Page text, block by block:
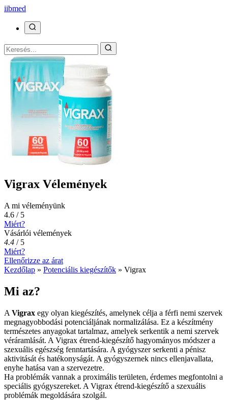
iibmed
Vigrax Vélemények
A mi véleményünk
4.6 / 5
Miért?
Vásárlói vélemények
4.4 / 5
Miért?
Ellenőrizze az árat
Kezdőlap » Potenciális kiegészítők » Vigrax
Mi az?
A Vigrax egy olyan kiegészítés, amelynek célja a férfi nemi szervek
megnagyobbodási potenciáljának normalizálása. Ez a készítmény
természetes anyagokat tartalmaz, amelyek serkentik a nemi szervek
véráramlását. A Vigrax étrend-kiegészítő hagyományos módszer a
szexuális egészség fenntartására. A gyógyszer serkenti a pénisz
aktivitását és hatékonyságát. A gyógyszernek nincs ellenjavallata,
enyhe hatása van a szervezetre.
Ha problémák vannak a proximális területen, érdemes megfontolni a
speciális gyógyszereket. A Vigrax étrend-kiegészítő a szexuális
problémák megoldására szolgál.